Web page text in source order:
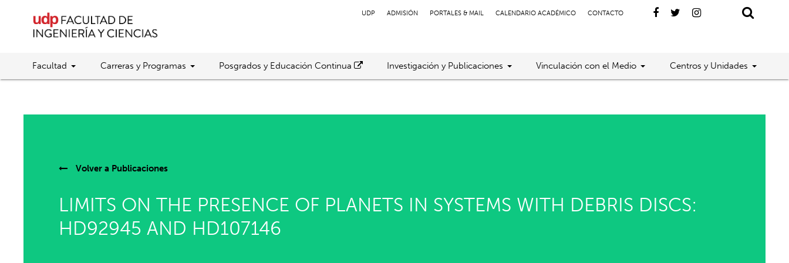
UDP ADMISIÓN PORTALES & MAIL CALENDARIO ACADÉMICO CONTACTO
Facultad Carreras y Programas Posgrados y Educación Continua Investigación y Publicaciones Vinculación con el Medio Centros y Unidades
Volver a Publicaciones
LIMITS ON THE PRESENCE OF PLANETS IN SYSTEMS WITH DEBRIS DISCS:
HD92945 AND HD107146